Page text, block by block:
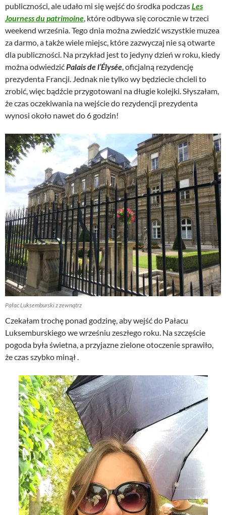
publiczności, ale udało mi się wejść do środka podczasLes
Journessdu patrimoine, które odbywa się corocznie w trzeci
weekend września. Tego dnia można zwiedzić wszystkie muzea
za darmo, a także wiele miejsc, które zazwyczaj nie są otwarte
dla publiczności. Na przykład jest to jedyny dzień w roku, kiedy
można odwiedzićPalais de l’Élysée, oficjalną rezydencję
prezydenta Francji. Jednak nie tylko wy będziecie chcieli to
zrobić, więc bądźcie przygotowani na długie kolejki. Słyszałam,
że czas oczekiwania na wejście do rezydencji prezydenta
wynosi około nawet do 6 godzin!
Pałac Luksemburski z zewnątrz
Czekałam trochę ponad godzinę, aby wejść do Pałacu
Luksemburskiego we wrześniu zeszłego roku. Na szczęście
pogoda była świetna, a przyjazne zielone otoczenie sprawiło,
że czas szybko minął .